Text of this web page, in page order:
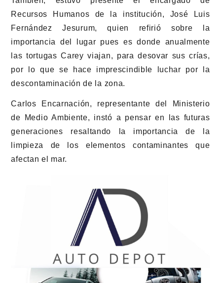
Recursos Humanos de la institución, José Luis
Fernández Jesurum, quien refirió sobre la
importancia del lugar pues es donde anualmente
las tortugas Carey viajan, para desovar sus crías,
por lo que se hace imprescindible luchar por la
descontaminación de la zona.
Carlos Encarnación, representante del Ministerio
de Medio Ambiente, instó a pensar en las futuras
generaciones resaltando la importancia de la
limpieza de los elementos contaminantes que
afectan el mar.